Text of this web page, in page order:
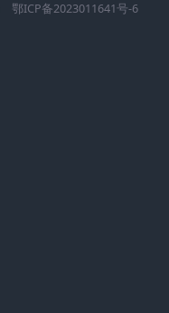
鄂ICP备2023011641号-6